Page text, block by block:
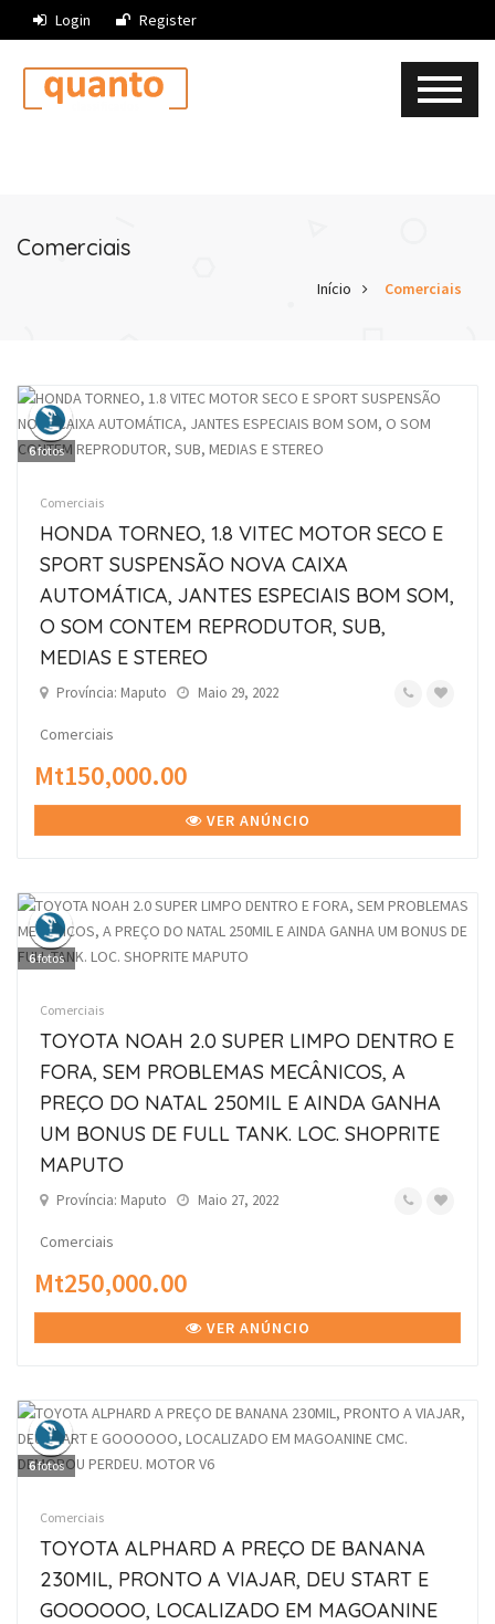
Login Register
Comerciais
Início Comerciais
6fotos
Comerciais
HONDA TORNEO, 1.8 VITEC MOTOR SECO E
SPORT SUSPENSÃO NOVA CAIXA
AUTOMÁTICA, JANTES ESPECIAIS BOM SOM,
O SOM CONTEM REPRODUTOR, SUB,
MEDIAS E STEREO
Província: Maputo Maio 29, 2022
Comerciais
Mt150,000.00
VER ANÚNCIO
6fotos
Comerciais
TOYOTA NOAH 2.0 SUPER LIMPO DENTRO E
FORA, SEM PROBLEMAS MECÂNICOS, A
PREÇO DO NATAL 250MIL E AINDA GANHA
UM BONUS DE FULL TANK. LOC. SHOPRITE
MAPUTO
Província: Maputo Maio 27, 2022
Comerciais
Mt250,000.00
VER ANÚNCIO
6fotos
Comerciais
TOYOTA ALPHARD A PREÇO DE BANANA
230MIL, PRONTO A VIAJAR, DEU START E
GOOOOOO, LOCALIZADO EM MAGOANINE